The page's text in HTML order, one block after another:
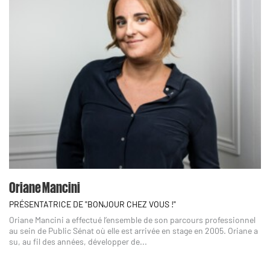
Oriane Mancini
PRÉSENTATRICE DE "BONJOUR CHEZ VOUS !"
Oriane Mancini a effectué l’ensemble de son parcours professionnel
au sein de Public Sénat où elle est arrivée en stage en 2005. Oriane a
su, au fil des années, développer de...